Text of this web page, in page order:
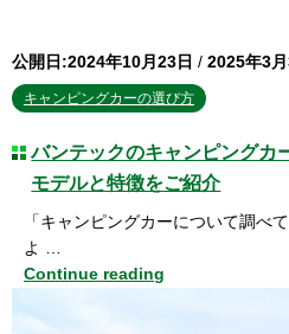
公開日:2024年10月23日 / 2025年3
キャンピングカーの選び方
バンテックのキャンピングカ
モデルと特徴をご紹介
「キャンピングカーについて調べ
よ …
Continue reading